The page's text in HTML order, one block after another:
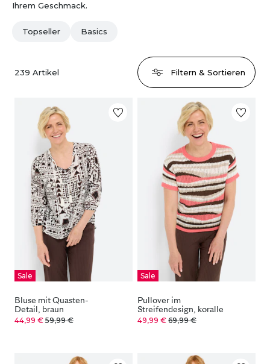
Ihrem Geschmack.
Topseller Basics
239 Artikel Filtern & Sortieren
Sale
Bluse mit Quasten-
Detail, braun
44,99 € 59,99 €
Sale
Pullover im
Streifendesign, koralle
49,99 € 69,99 €